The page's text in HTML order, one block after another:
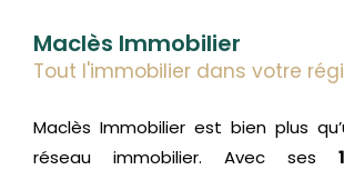
Maclès Immobilier
Tout l'immobilier dans votre
Maclès Immobilier est bien plus
réseau immobilier. Avec ses